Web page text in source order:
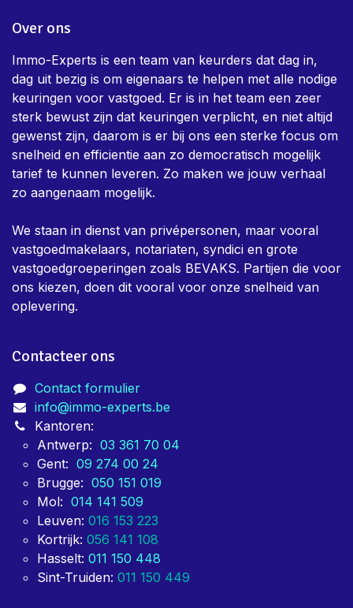
Over ons
Immo-Experts is een team van keurders dat dag in,
dag uit bezig is om eigenaars te helpen met alle nodige
keuringen voor vastgoed. Er is in het team een zeer
sterk bewust zijn dat keuringen verplicht, en niet altijd
gewenst zijn, daarom is er bij ons een sterke focus om
snelheid en efficientie aan zo democratisch mogelijk
tarief te kunnen leveren. Zo maken we jouw verhaal
zo aangenaam mogelijk.
We staan in dienst van privépersonen, maar vooral
vastgoedmakelaars, notariaten, syndici en grote
vastgoedgroeperingen zoals BEVAKS. Partijen die voor
ons kiezen, doen dit vooral voor onze snelheid van
oplevering.
Contacteer ons
Contact formulier
info@immo-experts.be
Kantoren:
Antwerp: 03 361 70 04
Gent: 09 274 00 24
Brugge: 050 151 019
Mol: 014 141 509
Leuven: 016 153 223
Kortrijk: 056 141 108
Hasselt: 011 150 448
Sint-Truiden: 011 150 449